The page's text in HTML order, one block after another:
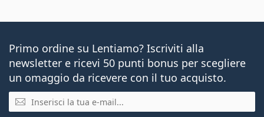
Primo ordine su Lentiamo? Iscriviti alla
newsletter e ricevi 50 punti bonus per scegliere
un omaggio da ricevere con il tuo acquisto.
E-mail